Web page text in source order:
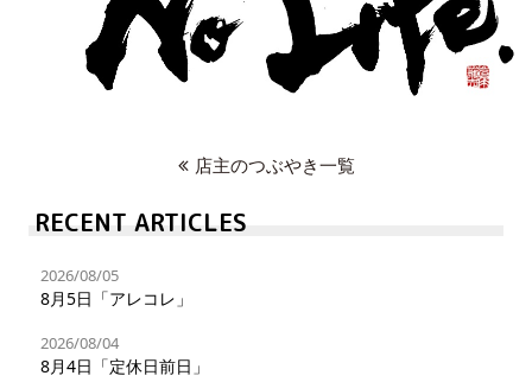
店主のつぶやき一覧
RECENT ARTICLES
2026/08/05
8月5日「アレコレ」
2026/08/04
8月4日「定休日前日」